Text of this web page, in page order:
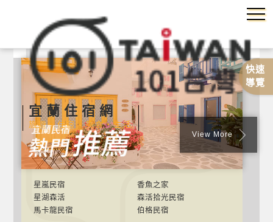
快速
導覽
宜蘭住宿網
旅遊‧住宿‧美食‧生活
View More
星嵐民宿
香魚之家
星湖森活
森活拾光民宿
馬卡龍民宿
伯格民宿